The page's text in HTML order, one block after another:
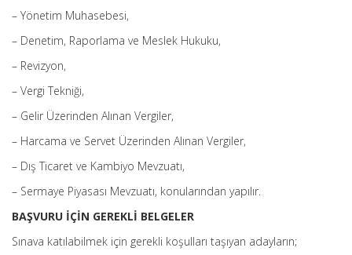
– Yönetim Muhasebesi,
– Denetim, Raporlama ve Meslek Hukuku,
– Revizyon,
– Vergi Tekniği,
– Gelir Üzerinden Alınan Vergiler,
– Harcama ve Servet Üzerinden Alınan Vergiler,
– Dış Ticaret ve Kambiyo Mevzuatı,
– Sermaye Piyasası Mevzuatı, konularından yapılır.
BAŞVURU İÇİN GEREKLİ BELGELER
Sınava katılabilmek için gerekli koşulları taşıyan adayların;